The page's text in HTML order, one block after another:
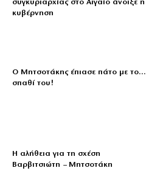
συγκυριαρχίας στο Αιγαίο άνοιξε η
κυβέρνηση
Ο Μητσοτάκης έπιασε πάτο με το…
σπαθί του!
Η αλήθεια για τη σχέση
Βαρβιτσιώτη – Μητσοτάκη